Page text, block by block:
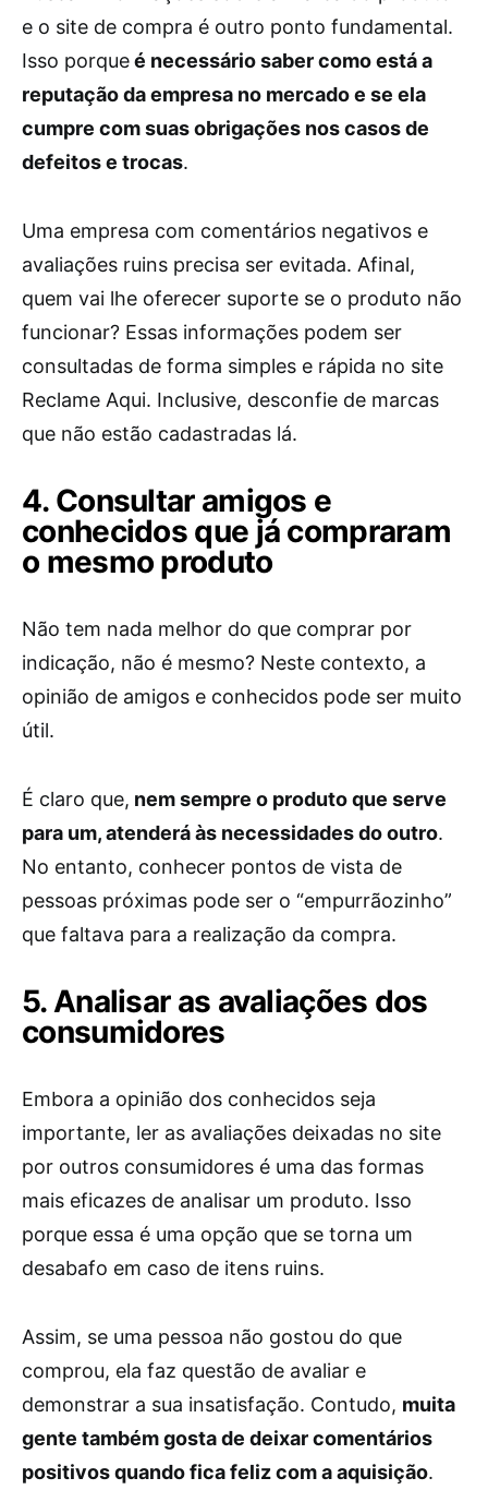
e o site de compra é outro ponto fundamental.
Isso porqueé necessário saber como está a
reputação da empresa no mercado e se ela
cumpre com suas obrigações nos casos de
defeitos e trocas.
Uma empresa com comentários negativos e
avaliações ruins precisa ser evitada. Afinal,
quem vai lhe oferecer suporte se o produto não
funcionar? Essas informações podem ser
consultadas de forma simples e rápida no site
Reclame Aqui. Inclusive, desconfie de marcas
que não estão cadastradas lá.
4. Consultar amigos e
conhecidos que já compraram
o mesmo produto
Não tem nada melhor do que comprar por
indicação, não é mesmo? Neste contexto, a
opinião de amigos e conhecidos pode ser muito
útil.
É claro que, nem sempre o produto que serve
para um, atenderá às necessidades do outro.
No entanto, conhecer pontos de vista de
pessoas próximas pode ser o “empurrãozinho”
que faltava para a realização da compra.
5. Analisar as avaliações dos
consumidores
Embora a opinião dos conhecidos seja
importante, ler as avaliações deixadas no site
por outros consumidores é uma das formas
mais eficazes de analisar um produto. Isso
porque essa é uma opção que se torna um
desabafo em caso de itens ruins.
Assim, se uma pessoa não gostou do que
comprou, ela faz questão de avaliar e
demonstrar a sua insatisfação. Contudo, muita
gente também gosta de deixar comentários
positivos quando fica feliz com a aquisição.